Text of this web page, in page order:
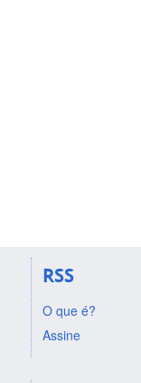
RSS
O que é?
Assine